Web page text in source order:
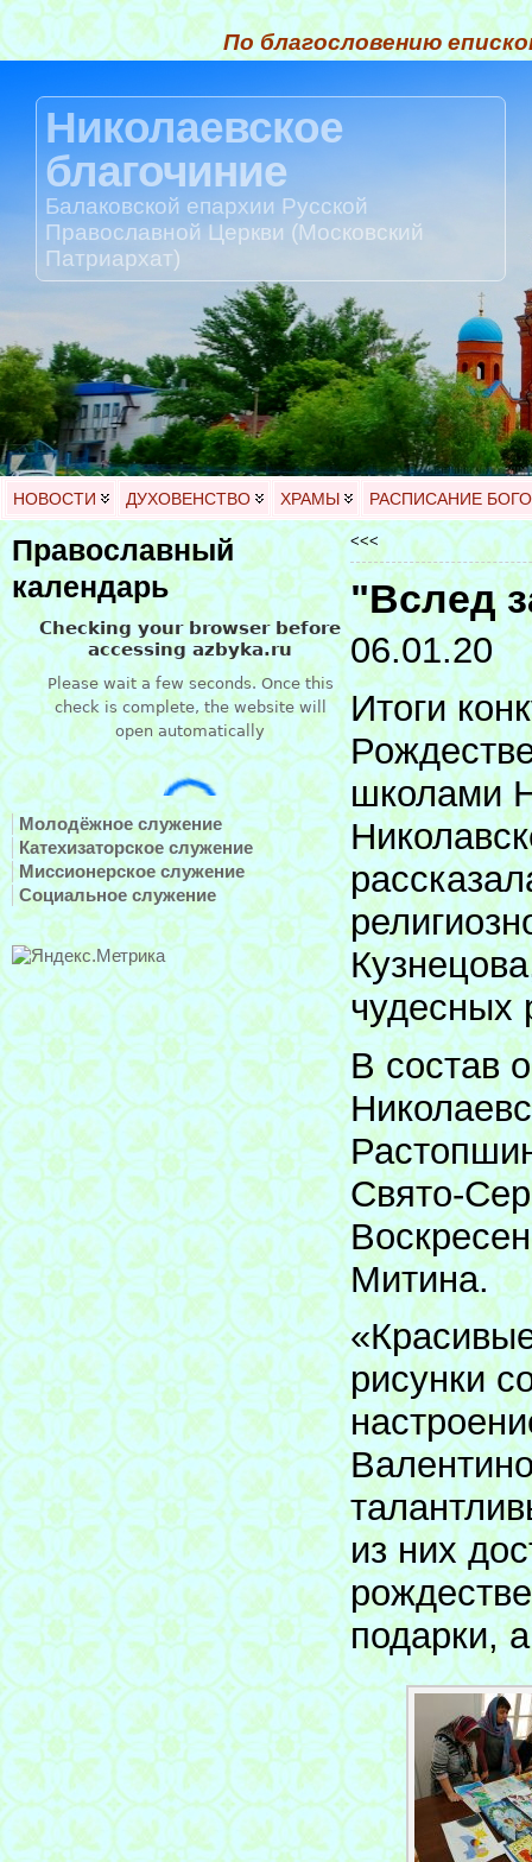
По благословению
Николаевское
благочиние
Балаковской епархии Русской
Православной Церкви (Московский
Патриархат)
НОВОСТИ ДУХОВЕНСТВО ХРАМЫ РАСПИСАНИЕ
Православный
календарь
Молодёжное служение
Катехизаторское служение
Миссионерское служение
Социальное служение
<<<
"Вслед
06.01.20
Итоги
школами
чудесных
В состав
Свято-
Митина.
рисунки
из них
подарки,